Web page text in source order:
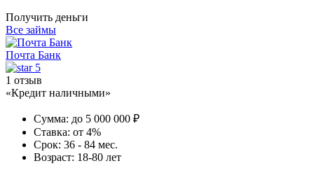
Получить деньги
Все займы
Почта Банк
5
1 отзыв
«Кредит наличными»
Сумма: до 5 000 000 ₽
Ставка: от 4%
Срок: 36 - 84 мес.
Возраст: 18-80 лет